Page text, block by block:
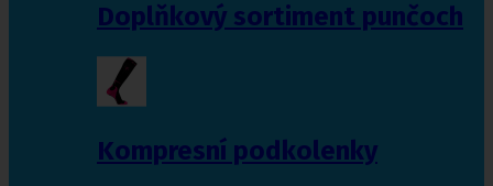
Doplňkový sortiment punčoch
Kompresní podkolenky